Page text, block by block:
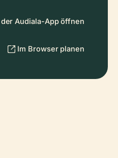
der Audiala-App öffnen
Im Browser planen